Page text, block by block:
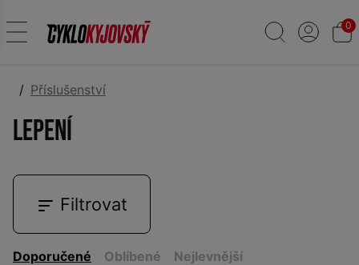
0
Příslušenství
Lepení
Filtrovat
Doporučené Oblíbené Nejlevnější